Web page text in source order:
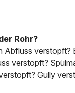
Rohr?
Abfluss
verstopft?
Gully